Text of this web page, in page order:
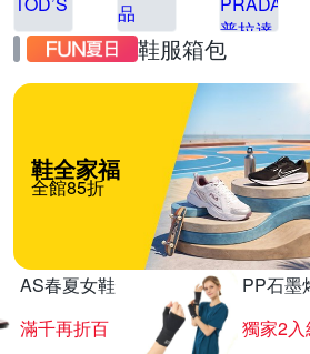
鞋服箱包
鞋全家福
全館85折
AS春夏女鞋
滿千再折百
PP石墨
獨家2入